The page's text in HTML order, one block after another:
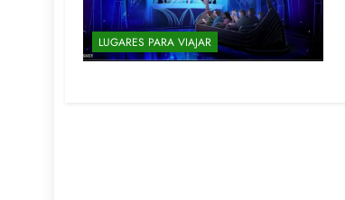
LUGARES PARA VIAJAR